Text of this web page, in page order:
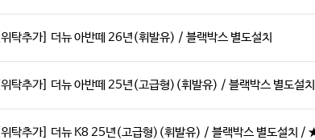
[위탁추가] 더뉴 아반떼 26년(휘발유) / 블랙박스 별도설치
[위탁추가] 더뉴 아반떼 25년(고급형)(휘발유) / 블랙박스 별도설
[위탁추가] 더뉴 K8 25년(고급형)(휘발유) / 블랙박스 별도설치 /